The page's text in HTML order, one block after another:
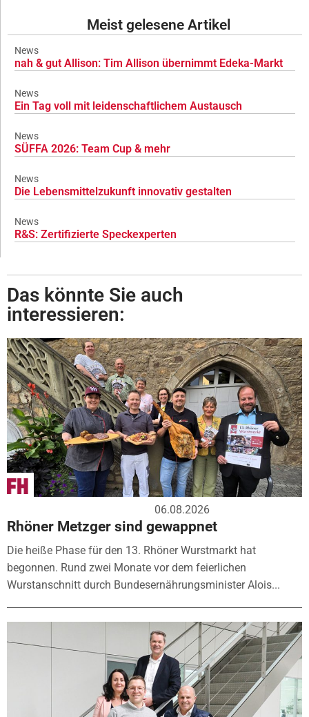
Meist gelesene Artikel
News
nah & gut Allison: Tim Allison übernimmt Edeka-Markt
News
Ein Tag voll mit leidenschaftlichem Austausch
News
SÜFFA 2026: Team Cup & mehr
News
Die Lebensmittelzukunft innovativ gestalten
News
R&S: Zertifizierte Speckexperten
Das könnte Sie auch
interessieren:
06.08.2026
Rhöner Metzger sind gewappnet
Die heiße Phase für den 13. Rhöner Wurstmarkt hat
begonnen. Rund zwei Monate vor dem feierlichen
Wurstanschnitt durch Bundesernährungsminister Alois...